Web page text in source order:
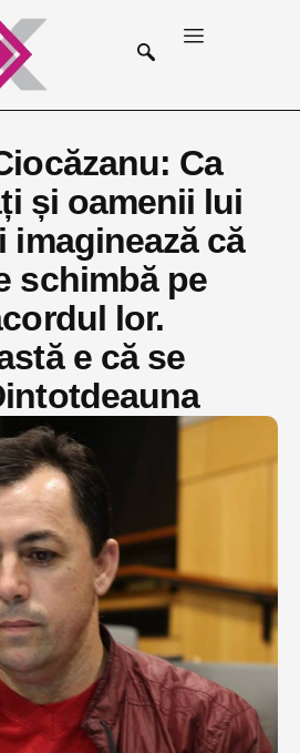
Ca
și oamenii lui
imaginează că
schimbă pe
lor.
e că se